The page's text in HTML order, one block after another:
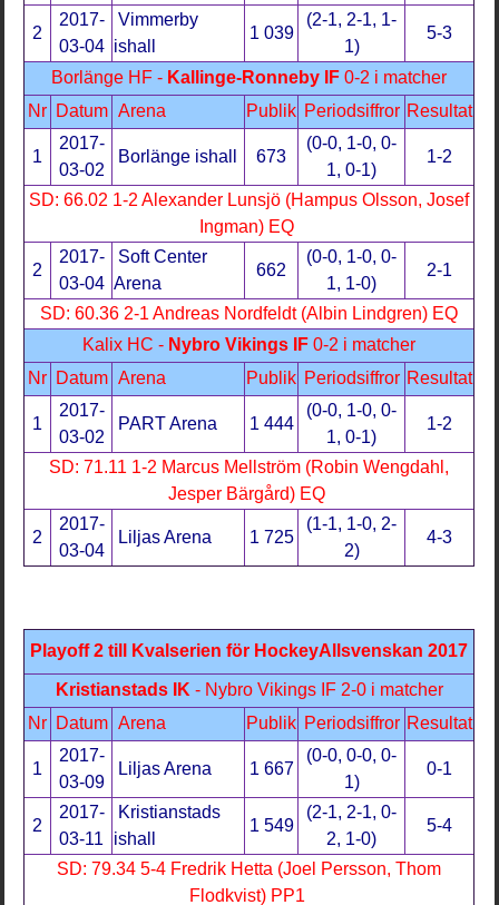
2
2017-
03-04
Vimmerby
ishall
1 039
(2-1, 2-1, 1-
1)
5-3
Borlänge HF - Kallinge-Ronneby IF 0-2 i matcher
Nr Datum Arena Publik Periodsiffror Resultat
1
2017-
03-02
Borlänge ishall 673
(0-0, 1-0, 0-
1, 0-1)
1-2
SD: 66.02 1-2 Alexander Lunsjö (Hampus Olsson, Josef
Ingman) EQ
2
2017-
03-04
Soft Center
Arena
662
(0-0, 1-0, 0-
1, 1-0)
2-1
SD: 60.36 2-1 Andreas Nordfeldt (Albin Lindgren) EQ
Kalix HC - Nybro Vikings IF 0-2 i matcher
Nr Datum Arena Publik Periodsiffror Resultat
1
2017-
03-02
PART Arena 1 444
(0-0, 1-0, 0-
1, 0-1)
1-2
SD: 71.11 1-2 Marcus Mellström (Robin Wengdahl,
Jesper Bärgård) EQ
2
2017-
03-04
Liljas Arena 1 725
(1-1, 1-0, 2-
2)
4-3
Playoff 2 till Kvalserien för HockeyAllsvenskan 2017
Kristianstads IK - Nybro Vikings IF 2-0 i matcher
Nr Datum Arena Publik Periodsiffror Resultat
1
2017-
03-09
Liljas Arena 1 667
(0-0, 0-0, 0-
1)
0-1
2
2017-
03-11
Kristianstads
ishall
1 549
(2-1, 2-1, 0-
2, 1-0)
5-4
SD: 79.34 5-4 Fredrik Hetta (Joel Persson, Thom
Flodkvist) PP1